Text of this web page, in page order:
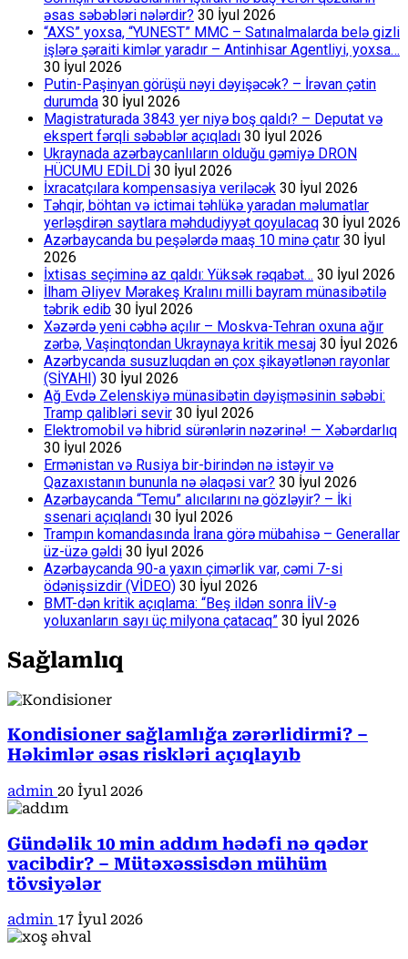
əsas səbəbləri nələrdir? 30 İyul 2026
“AXS” yoxsa, “YUNEST” MMC – Satınalmalarda belə gizli
işlərə şəraiti kimlər yaradır – Antinhisar Agentliyi, yoxsa…
30 İyul 2026
Putin-Paşinyan görüşü nəyi dəyişəcək? – İrəvan çətin
durumda 30 İyul 2026
Magistraturada 3843 yer niyə boş qaldı? – Deputat və
ekspert fərqli səbəblər açıqladı 30 İyul 2026
Ukraynada azərbaycanlıların olduğu gəmiyə DRON
HÜCUMU EDİLDİ 30 İyul 2026
İxracatçılara kompensasiya veriləcək 30 İyul 2026
Təhqir, böhtan və ictimai təhlükə yaradan məlumatlar
yerləşdirən saytlara məhdudiyyət qoyulacaq 30 İyul 2026
Azərbaycanda bu peşələrdə maaş 10 minə çatır 30 İyul
2026
İxtisas seçiminə az qaldı: Yüksək rəqabət… 30 İyul 2026
İlham Əliyev Mərakeş Kralını milli bayram münasibətilə
təbrik edib 30 İyul 2026
Xəzərdə yeni cəbhə açılır – Moskva-Tehran oxuna ağır
zərbə, Vaşinqtondan Ukraynaya kritik mesaj 30 İyul 2026
Azərbycanda susuzluqdan ən çox şikayətlənən rayonlar
(SİYAHI) 30 İyul 2026
Ağ Evdə Zelenskiyə münasibətin dəyişməsinin səbəbi:
Tramp qalibləri sevir 30 İyul 2026
Elektromobil və hibrid sürənlərin nəzərinə! — Xəbərdarlıq
30 İyul 2026
Ermənistan və Rusiya bir-birindən nə istəyir və
Qazaxıstanın bununla nə əlaqəsi var? 30 İyul 2026
Azərbaycanda “Temu” alıcılarını nə gözləyir? – İki
ssenari açıqlandı 30 İyul 2026
Trampın komandasında İrana görə mübahisə – Generallar
üz-üzə gəldi 30 İyul 2026
Azərbaycanda 90-a yaxın çimərlik var, cəmi 7-si
ödənişsizdir (VİDEO) 30 İyul 2026
BMT-dən kritik açıqlama: “Beş ildən sonra İİV-ə
yoluxanların sayı üç milyona çatacaq” 30 İyul 2026
Sağlamlıq
Kondisioner sağlamlığa zərərlidirmi? –
Həkimlər əsas riskləri açıqlayıb
admin 20 İyul 2026
Gündəlik 10 min addım hədəfi nə qədər
vacibdir? – Mütəxəssisdən mühüm
tövsiyələr
admin 17 İyul 2026